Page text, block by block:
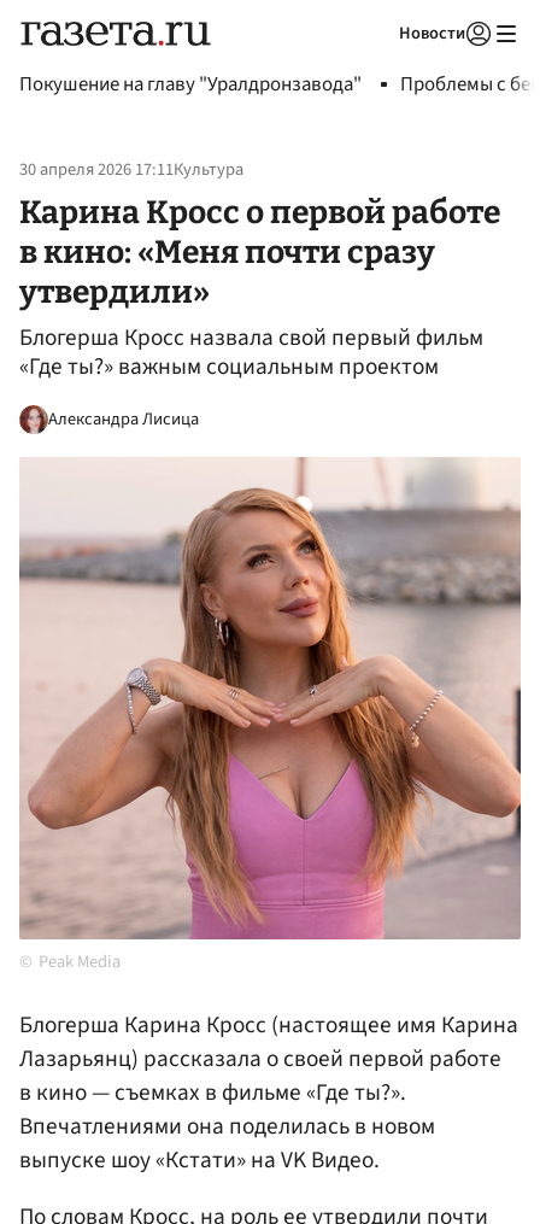
Новости
Покушение на главу "Уралдронзавода" Проблемы с
30 апреля 2026 17:11Культура
Карина Кросс о первой работе
в кино: «Меня почти сразу
утвердили»
Блогерша Кросс назвала свой первый фильм
«Где ты?» важным социальным проектом
Александра Лисица
Peak Media
Блогерша Карина Кросс (настоящее имя Карина
Лазарьянц) рассказала о своей первой работе
в кино — съемках в фильме «Где ты?».
Впечатлениями она поделилась в новом
выпуске шоу «Кстати» на VK Видео.
По словам Кросс, на роль ее утвердили почти